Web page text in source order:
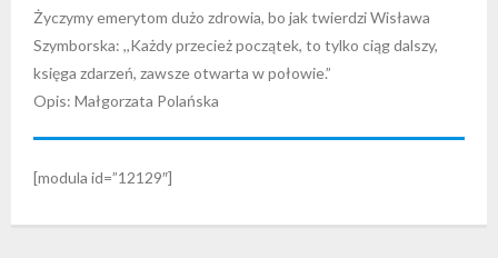
Życzymy emerytom dużo zdrowia, bo jak twierdzi Wisława
Szymborska: ,,Każdy przecież początek, to tylko ciąg dalszy,
księga zdarzeń, zawsze otwarta w połowie.”
Opis: Małgorzata Polańska
[modula id=”12129″]